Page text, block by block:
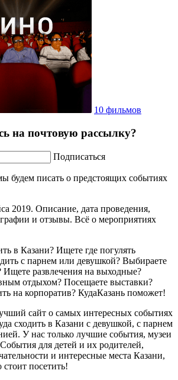
10 фильмов
на почтовую рассылку?
Подписаться
будем писать о предстоящих событиях
2019. Описание, дата проведения,
и отзывы. Всё о мероприятиях
в Казани? Ищете где погулять
с парнем или девушкой? Выбираете
Ищете развлечения на выходные?
отдыхом? Посещаете выставки?
на корпоратив? КудаКазань поможет!
сайт о самых интересных событиях
сходить в Казани с девушкой, с парнем
У нас только лучшие события, музеи
для детей и их родителей,
и интересные места Казани,
стоит посетить!